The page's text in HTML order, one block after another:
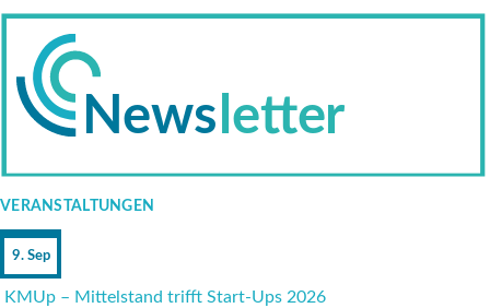
VERANSTALTUNGEN
9. Sep
KMUp – Mittelstand trifft Start-Ups 2026